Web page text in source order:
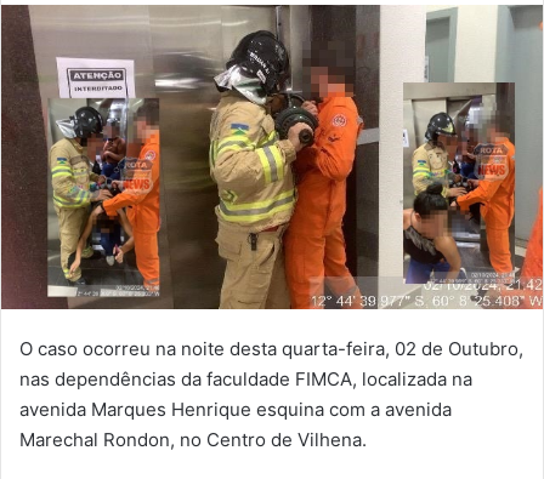
O caso ocorreu na noite desta quarta-feira, 02 de Outubro,
nas dependências da faculdade FIMCA, localizada na
avenida Marques Henrique esquina com a avenida
Marechal Rondon, no Centro de Vilhena.